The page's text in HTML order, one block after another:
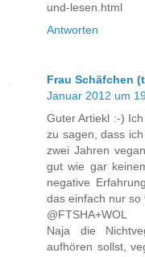
und-lesen.html
Antworten
Frau Schäfchen
Januar 2012 um
Guter Artiekl :-)
zu sagen, dass
zwei Jahren
gut wie gar
negative
das einfach nur so
@FTSHA+WOL
Naja die
aufhören sollst,